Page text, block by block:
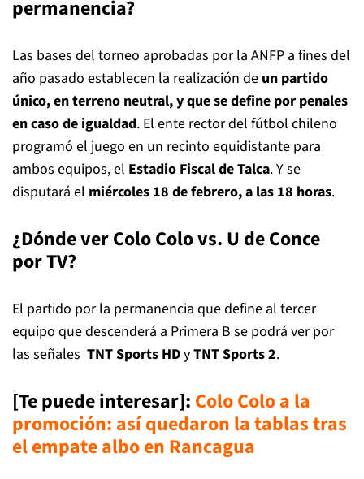
permanencia?
Las bases del torneo aprobadas por la ANFP a fines del
año pasado establecen la realización de un partido
único, en terreno neutral, y que se define por penales
en caso de igualdad. El ente rector del fútbol chileno
programó el juego en un recinto equidistante para
ambos equipos, el Estadio Fiscal de Talca. Y se
disputará el miércoles 18 de febrero, a las 18 horas.
¿Dónde ver Colo Colo vs. U de Conce
por TV?
El partido por la permanencia que define al tercer
equipo que descenderá a Primera B se podrá ver por
las señales TNT Sports HDyTNT Sports 2.
[Te puede interesar]: Colo Colo a la
promoción: así quedaron la tablas tras
el empate albo en Rancagua